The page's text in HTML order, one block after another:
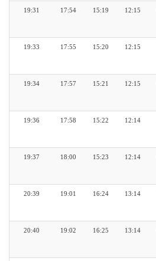
12:15
15:19
17:54
19:31
12:15
15:20
17:55
19:33
12:15
15:21
17:57
19:34
12:14
15:22
17:58
19:36
12:14
15:23
18:00
19:37
13:14
16:24
19:01
20:39
13:14
16:25
19:02
20:40